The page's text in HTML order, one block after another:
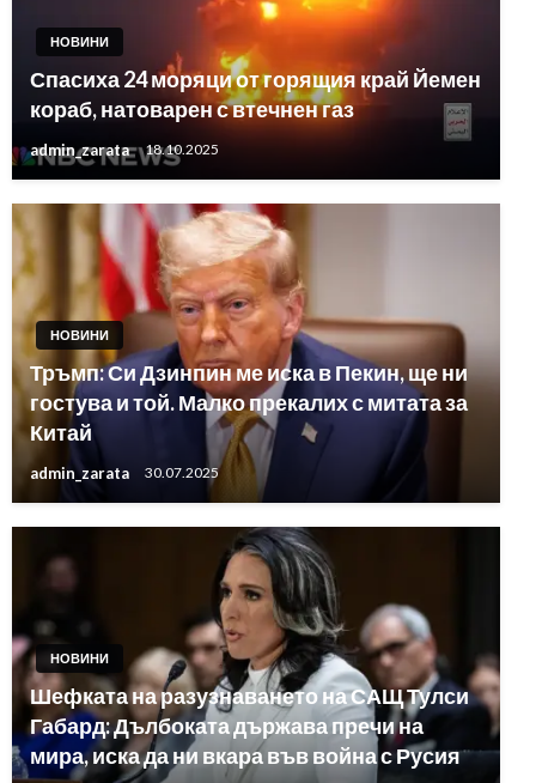
НОВИНИ
Спасиха 24 моряци от горящия край Йемен
кораб, натоварен с втечнен газ
admin_zarata 18.10.2025
НОВИНИ
Тръмп: Си Дзинпин ме иска в Пекин, ще ни
гостува и той. Малко прекалих с митата за
Китай
admin_zarata 30.07.2025
НОВИНИ
Шефката на разузнаването на САЩ Тулси
Габард: Дълбоката държава пречи на
мира, иска да ни вкара във война с Русия